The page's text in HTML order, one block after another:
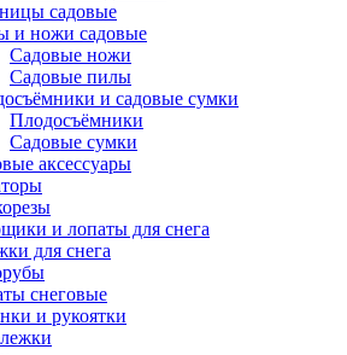
садовые
и ножи садовые
Садовые ножи
Садовые пилы
и садовые сумки
Плодосъёмники
Садовые сумки
аксессуары
и лопаты для снега
для снега
снеговые
и рукоятки